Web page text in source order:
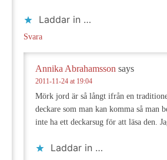
Laddar in …
Svara
Annika Abrahamsson says
2011-11-24 at 19:04
Mörk jord är så långt ifrån en
deckare som man kan komma så man
inte ha ett deckarsug för att läsa den.
Laddar in …